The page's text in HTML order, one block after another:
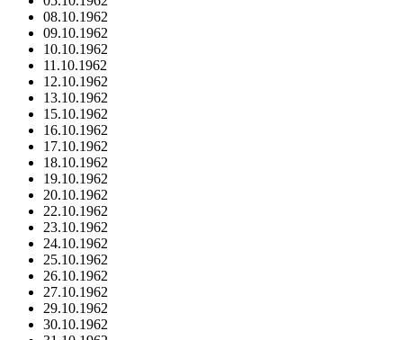
08.10.1962
09.10.1962
10.10.1962
11.10.1962
12.10.1962
13.10.1962
15.10.1962
16.10.1962
17.10.1962
18.10.1962
19.10.1962
20.10.1962
22.10.1962
23.10.1962
24.10.1962
25.10.1962
26.10.1962
27.10.1962
29.10.1962
30.10.1962